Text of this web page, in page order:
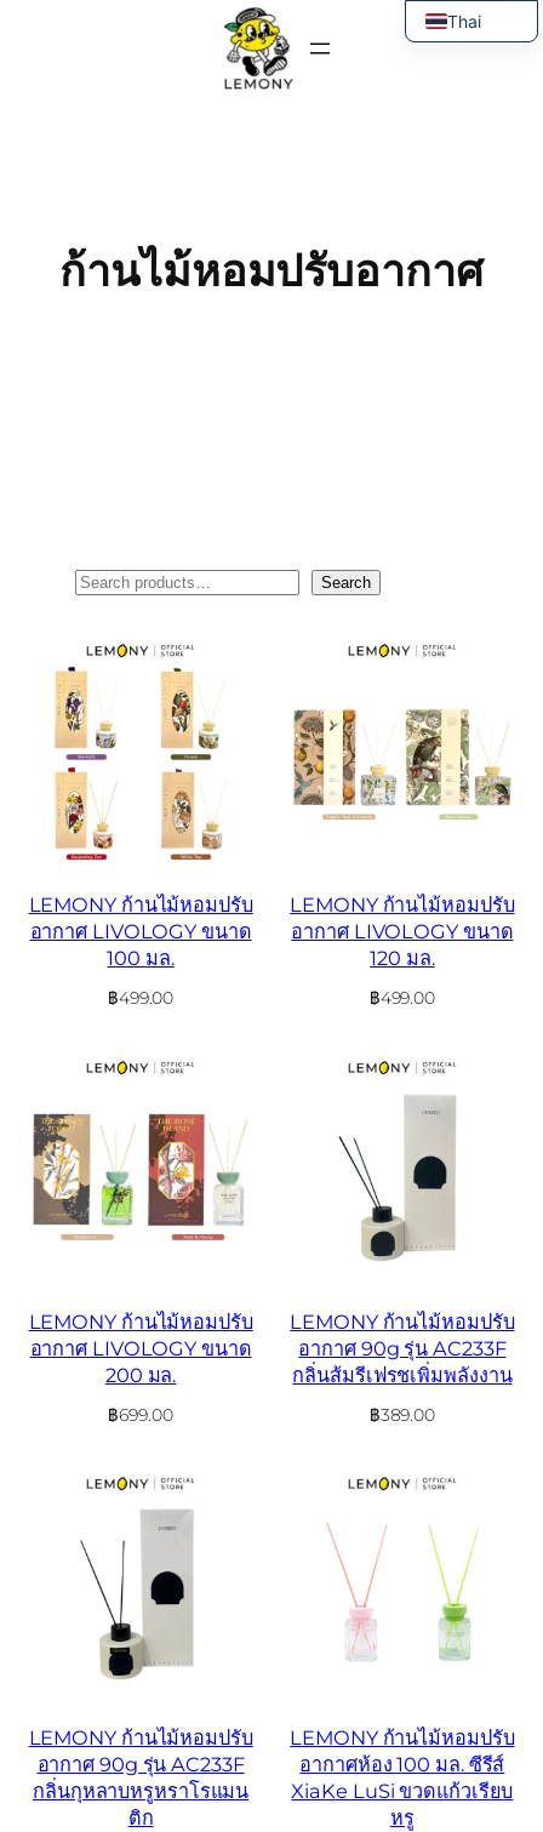
ก้านไม้หอมปรับอากาศ
Search
LEMONY ก้านไม้หอมปรับ
อากาศ LIVOLOGY ขนาด
100 มล.
฿499.00
LEMONY ก้านไม้หอมปรับ
อากาศ LIVOLOGY ขนาด
120 มล.
฿499.00
LEMONY ก้านไม้หอมปรับ
อากาศ LIVOLOGY ขนาด
200 มล.
฿699.00
LEMONY ก้านไม้หอมปรับ
อากาศ 90g รุ่น AC233F
กลิ่นส้มรีเฟรชเพิ่มพลังงาน
฿389.00
LEMONY ก้านไม้หอมปรับ
อากาศ 90g รุ่น AC233F
กลิ่นกุหลาบหรูหราโรแมน
ติก
LEMONY ก้านไม้หอมปรับ
อากาศห้อง 100 มล. ซีรีส์
XiaKe LuSi ขวดแก้วเรียบ
หรู
Thai